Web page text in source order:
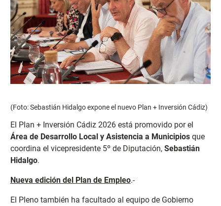
(Foto: Sebastián Hidalgo expone el nuevo Plan + Inversión Cádiz)
El Plan + Inversión Cádiz 2026 está promovido por el
Área de Desarrollo Local y Asistencia a Municipiosque
coordina el vicepresidente 5º de Diputación, Sebastián
Hidalgo.
Nueva edición del Plan de Empleo.-
El Pleno también ha facultado al equipo de Gobierno